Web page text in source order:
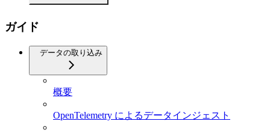
ガイド
データの取り込み
概要
OpenTelemetry によるデータインジェスト